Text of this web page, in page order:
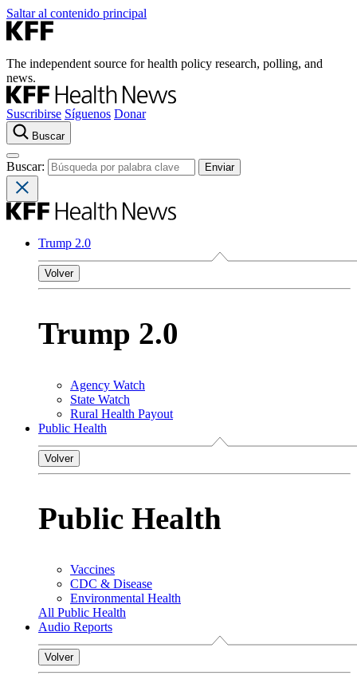
Saltar al contenido principal
The independent source for health policy research, polling, and
news.
Suscribirse Síguenos Donar
Buscar
Buscar:
Trump 2.0
Volver
Trump 2.0
Agency Watch
State Watch
Rural Health Payout
Public Health
Volver
Public Health
Vaccines
CDC & Disease
Environmental Health
All Public Health
Audio Reports
Volver